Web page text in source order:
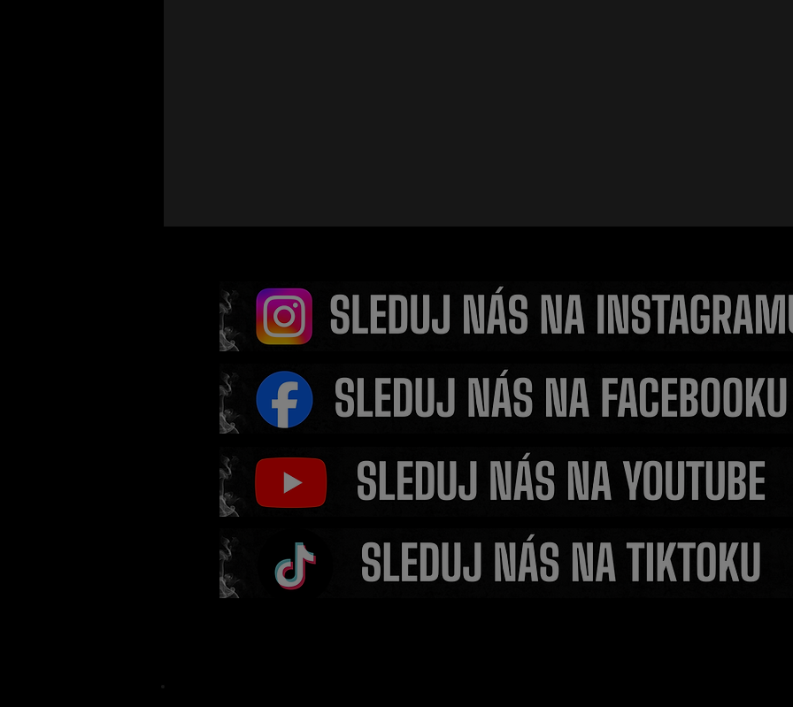
Odveta je na stole! Fleury okamžitě
vyzval Muradova, šampion poslal
jasnou odpověď